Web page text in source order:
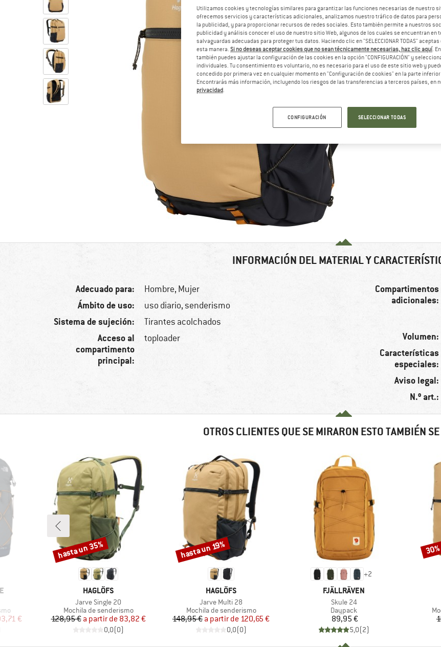
INFORMACIÓN DEL MATERIAL Y
Adecuado para: Hombre, Mujer
Ámbito de uso: uso diario, senderismo
Sistema de sujeción: Tirantes acolchados
Acceso al
compartimento
principal:
toploader
Compartimentos
adicionales:
Volumen:
Características
especiales:
Aviso legal:
N.º art.:
OTROS CLIENTES QUE SE MIRARON ESTO TAMBIÉN
€
MARCA
HAGLÖFS
Artículo
Jarve Single 20
Product group
Mochila de senderismo
Precio
128,95 € Precio reducido
a partir de 83,82 €
0,0(0)
Descuento
hasta un 35%
MARCA
HAGLÖFS
Artículo
Jarve Multi 28
Product group
Mochila de senderismo
Precio
148,95 € Precio reducido
a partir de 120,65 €
0,0(0)
Descuento
hasta un 19%
+2
MARCA
FJÄLLRÄVEN
Artículo
Skule 24
Product group
Daypack
Precio
89,95 €
5,0(2)
30%
Utilizamos cookies y tecnologías similares para garantizar las funciones necesarias de nuestro
ofrecemos servicios y características adicionales, analizamos nuestro tráfico de datos para
la publicidad, y para proporcionar recursos de redes sociales. Esto también permite a nuestros
publicidad y análisis conocer el uso de nuestro sitio Web, algunos de los cuales se encuentran en
salvaguardas adecuadas para proteger tus datos. Haciendo clic en "SELECCIONAR TODAS"
esta manera. Si no deseas aceptar cookies que no sean técnicamente necesarias, haz clic aquí.
también puedes ajustar la configuración de las cookies en la opción "CONFIGURACIÓN" y
individuales. Tu consentimiento es voluntario, no es necesario para el uso de este sitio web y
concedido por primera vez en cualquier momento en "Configuración de cookies" en la parte
Encontrarás más información, incluyendo los riesgos de las transferencias a terceros países, en
privacidad.
CONFIGURACIÓN SELECCIONAR TODAS